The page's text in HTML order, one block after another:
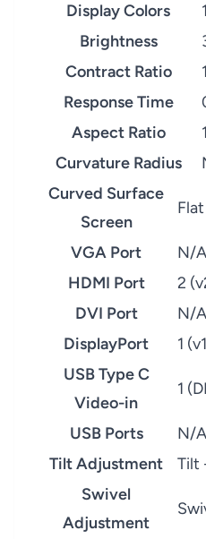
Display Colors
Brightness
Contract Ratio
Response Time
Aspect Ratio
Curvature Radius
Curved Surface
Screen
Flat
VGA Port
N/A
HDMI Port
2
DVI Port
N/A
DisplayPort
1
USB Type C
Video-in
1
USB Ports
N/A
Tilt Adjustment
Tilt
Swivel
Adjustment